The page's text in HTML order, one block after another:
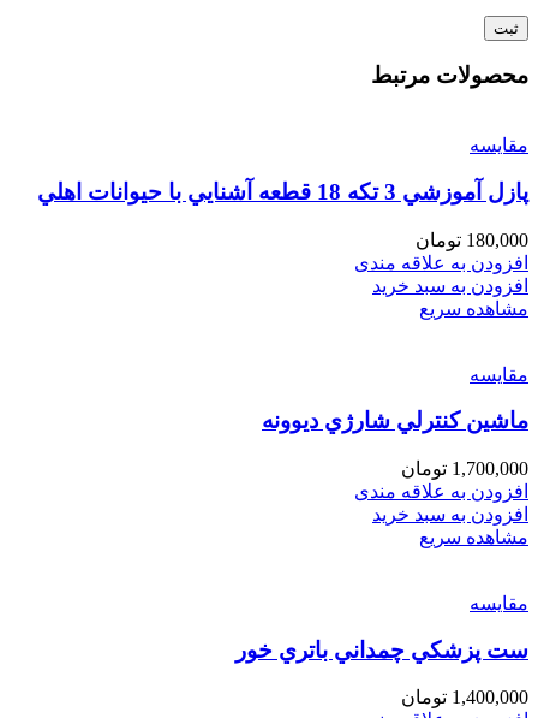
محصولات مرتبط
مقایسه
پازل آموزشي 3 تكه 18 قطعه آشنايي با حيوانات اهلي
180,000 تومان
افزودن به علاقه مندی
افزودن به سبد خرید
مشاهده سریع
مقایسه
ماشين كنترلي شارژي ديوونه
1,700,000 تومان
افزودن به علاقه مندی
افزودن به سبد خرید
مشاهده سریع
مقایسه
ست پزشكي چمداني باتري خور
1,400,000 تومان